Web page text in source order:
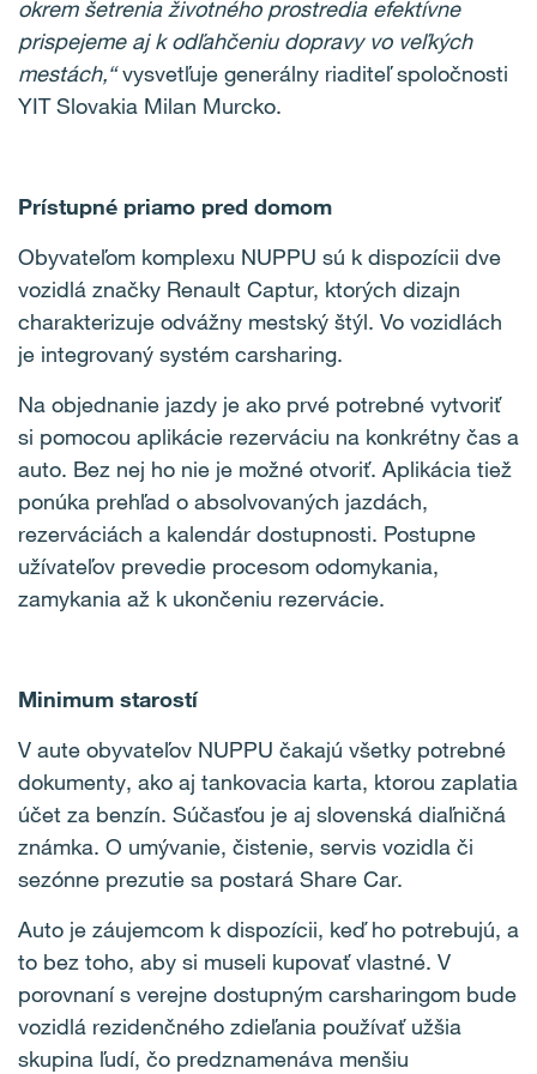
okrem šetrenia životného prostredia efektívne
prispejeme aj k odľahčeniu dopravy vo veľkých
mestách,“vysvetľuje generálny riaditeľ spoločnosti
YIT Slovakia Milan Murcko.
Prístupné priamo pred domom
Obyvateľom komplexu NUPPU sú k dispozícii dve
vozidlá značky Renault Captur, ktorých dizajn
charakterizuje odvážny mestský štýl. Vo vozidlách
je integrovaný systém carsharing.
Na objednanie jazdy je ako prvé potrebné vytvoriť
si pomocou aplikácie rezerváciu na konkrétny čas a
auto. Bez nej ho nie je možné otvoriť. Aplikácia tiež
ponúka prehľad o absolvovaných jazdách,
rezerváciách a kalendár dostupnosti. Postupne
užívateľov prevedie procesom odomykania,
zamykania až k ukončeniu rezervácie.
Minimum starostí
V aute obyvateľov NUPPU čakajú všetky potrebné
dokumenty, ako aj tankovacia karta, ktorou zaplatia
účet za benzín. Súčasťou je aj slovenská diaľničná
známka. O umývanie, čistenie, servis vozidla či
sezónne prezutie sa postará Share Car.
Auto je záujemcom k dispozícii, keď ho potrebujú, a
to bez toho, aby si museli kupovať vlastné. V
porovnaní s verejne dostupným carsharingom bude
vozidlá rezidenčného zdieľania používať užšia
skupina ľudí, čo predznamenáva menšiu